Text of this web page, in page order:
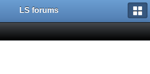
LS forums